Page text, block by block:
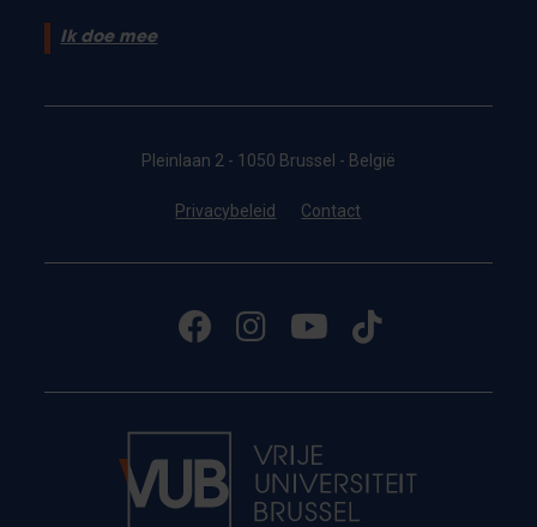
Ik doe mee
Pleinlaan 2 - 1050 Brussel - België
Privacybeleid Contact